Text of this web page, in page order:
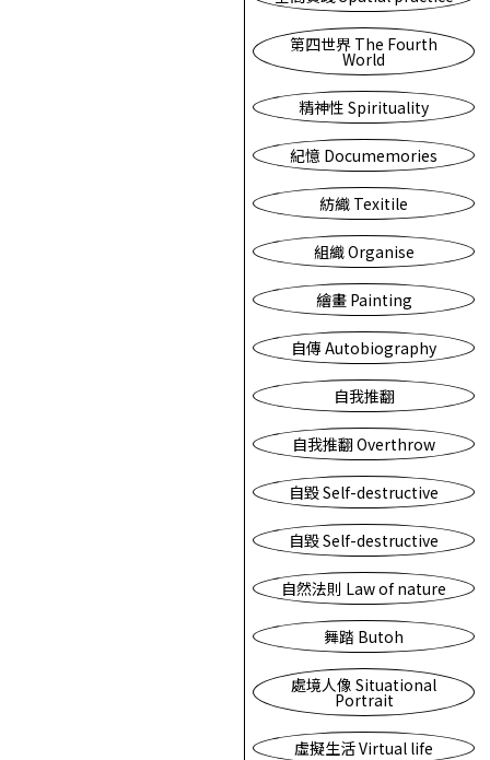
第四世界 The Fourth
World
精神性 Spirituality
紀憶 Documemories
紡織 Texitile
組織 Organise
繪畫 Painting
自傳 Autobiography
自我推翻
自我推翻 Overthrow
自毀 Self-destructive
自毀 Self-destructive
自然法則 Law of nature
舞踏 Butoh
處境人像 Situational
Portrait
虛擬生活 Virtual life